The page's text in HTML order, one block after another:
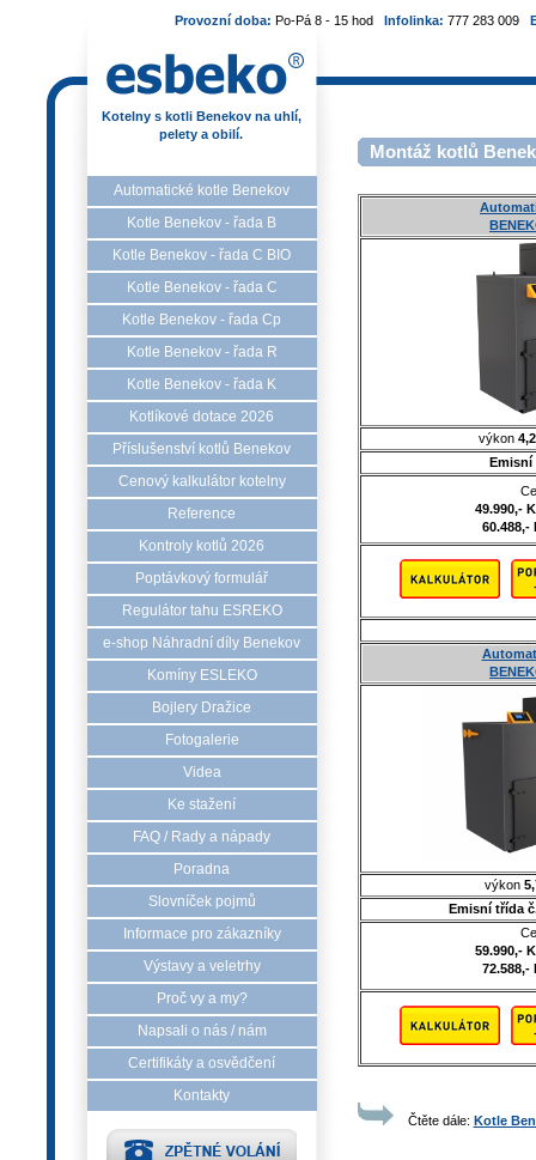
Provozní doba: Po-Pá 8 - 15 hod Infolinka: 777 283 009
Kotelny s kotli Benekov na uhlí,
pelety a obilí.
Automatické kotle Benekov
Kotle Benekov - řada B
Kotle Benekov - řada C BIO
Kotle Benekov - řada C
Kotle Benekov - řada Cp
Kotle Benekov - řada R
Kotle Benekov - řada K
Kotlíkové dotace 2026
Příslušenství kotlů Benekov
Cenový kalkulátor kotelny
Reference
Kontroly kotlů 2026
Poptávkový formulář
Regulátor tahu ESREKO
e-shop Náhradní díly Benekov
Komíny ESLEKO
Bojlery Dražice
Fotogalerie
Videa
Ke stažení
FAQ / Rady a nápady
Poradna
Slovníček pojmů
Informace pro zákazníky
Výstavy a veletrhy
Proč vy a my?
Napsali o nás / nám
Certifikáty a osvědčení
Kontakty
Montáž kotlů
výkon
Emisní
49.990,-
60.488,-
výkon
Emisní třída
59.990,-
72.588,-
Čtěte dále: Kotle